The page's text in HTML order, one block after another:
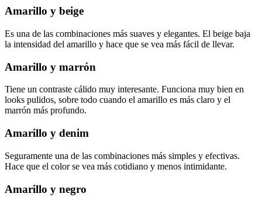
Amarillo y beige
Es una de las combinaciones más suaves y elegantes. El beige baja
la intensidad del amarillo y hace que se vea más fácil de llevar.
Amarillo y marrón
Tiene un contraste cálido muy interesante. Funciona muy bien en
looks pulidos, sobre todo cuando el amarillo es más claro y el
marrón más profundo.
Amarillo y denim
Seguramente una de las combinaciones más simples y efectivas.
Hace que el color se vea más cotidiano y menos intimidante.
Amarillo y negro